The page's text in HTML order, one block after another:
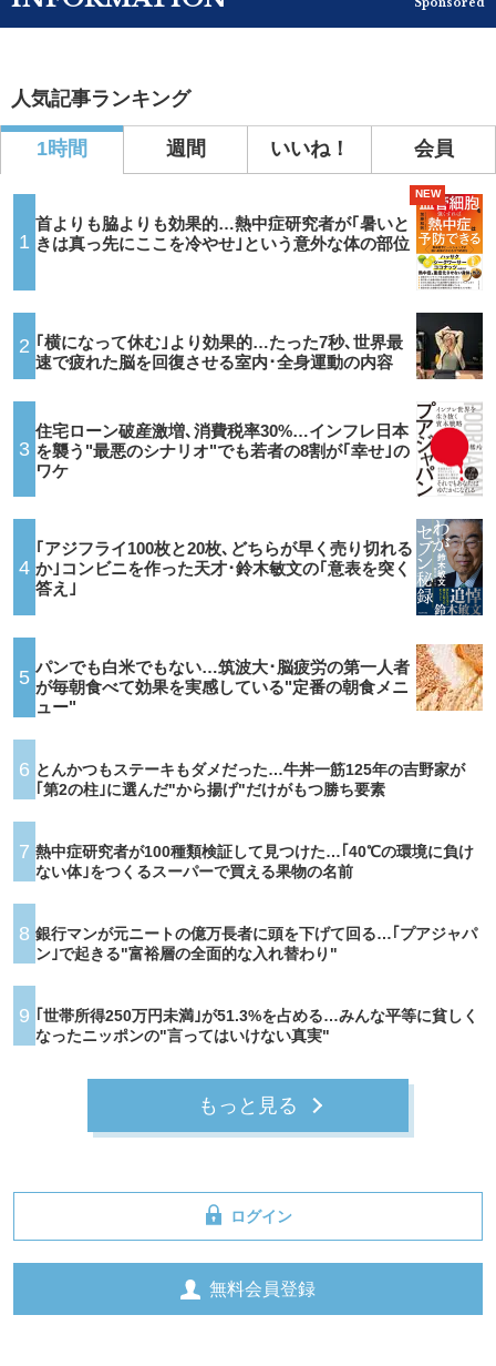
Sponsored
人気記事ランキング
1時間 週間 いいね！ 会員
1
首よりも脇よりも効果的…熱中症研究者が｢暑いと
きは真っ先にここを冷やせ｣という意外な体の部位
NEW
2 ｢横になって休む｣より効果的…たった7秒､世界最
速で疲れた脳を回復させる室内･全身運動の内容
3
住宅ローン破産激増､消費税率30%…インフレ日本
を襲う"最悪のシナリオ"でも若者の8割が｢幸せ｣の
ワケ
4
｢アジフライ100枚と20枚､どちらが早く売り切れる
か｣コンビニを作った天才･鈴木敏文の｢意表を突く
答え｣
5 パンでも白米でもない…筑波大･脳疲労の第一人者
が毎朝食べて効果を実感している"定番の朝食メニ
ュー"
6 とんかつもステーキもダメだった…牛丼一筋125年の吉野家が
｢第2の柱｣に選んだ"から揚げ"だけがもつ勝ち要素
7 熱中症研究者が100種類検証して見つけた…｢40℃の環境に負け
ない体｣をつくるスーパーで買える果物の名前
8 銀行マンが元ニートの億万長者に頭を下げて回る…｢プアジャパ
ン｣で起きる"富裕層の全面的な入れ替わり"
9
｢世帯所得250万円未満｣が51.3%を占める…みんな平等に貧しく
なったニッポンの"言ってはいけない真実"
もっと見る
ログイン
無料会員登録